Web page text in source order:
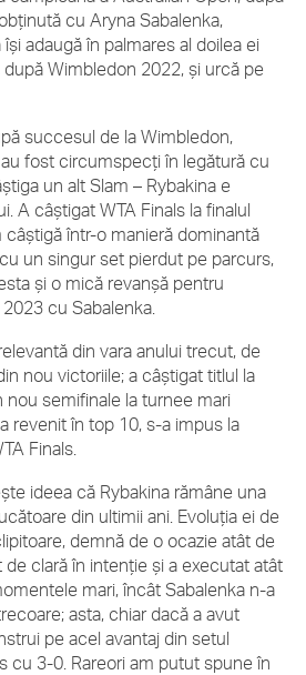
cu Aryna Sabalenka,
adaugă în palmares al doilea ei
Wimbledon 2022, și urcă pe
succesul de la Wimbledon,
fost circumspecți în legătură cu
un alt Slam – Rybakina e
A câștigat WTA Finals la finalul
într-o manieră dominantă
un singur set pierdut pe parcurs,
și o mică revanșă pentru
cu Sabalenka.
din vara anului trecut, de
nou victoriile; a câștigat titlul la
nou semifinale la turnee mari
revenit în top 10, s-a impus la
Finals.
ideea că Rybakina rămâne una
din ultimii ani. Evoluția ei de
demnă de o ocazie atât de
de clară în intenție și a executat atât
mari, încât Sabalenka n-a
asta, chiar dacă a avut
pe acel avantaj din setul
cu 3-0. Rareori am putut spune în